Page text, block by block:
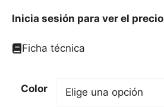
Inicia sesión para ver el precio
Ficha técnica
Color